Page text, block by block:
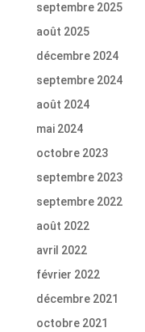
septembre 2025
août 2025
décembre 2024
septembre 2024
août 2024
mai 2024
octobre 2023
septembre 2023
septembre 2022
août 2022
avril 2022
février 2022
décembre 2021
octobre 2021